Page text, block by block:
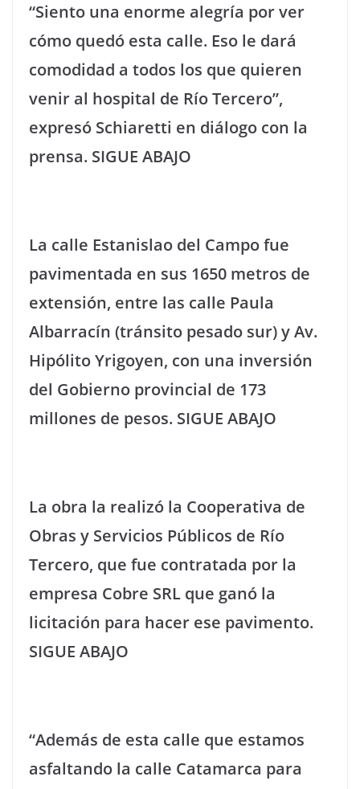
“Siento una enorme alegría por ver
cómo quedó esta calle. Eso le dará
comodidad a todos los que quieren
venir al hospital de Río Tercero”,
expresó Schiaretti en diálogo con la
prensa. SIGUE ABAJO
La calle Estanislao del Campo fue
pavimentada en sus 1650 metros de
extensión, entre las calle Paula
Albarracín (tránsito pesado sur) y Av.
Hipólito Yrigoyen, con una inversión
del Gobierno provincial de 173
millones de pesos. SIGUE ABAJO
La obra la realizó la Cooperativa de
Obras y Servicios Públicos de Río
Tercero, que fue contratada por la
empresa Cobre SRL que ganó la
licitación para hacer ese pavimento.
SIGUE ABAJO
“Además de esta calle que estamos
asfaltando la calle Catamarca para